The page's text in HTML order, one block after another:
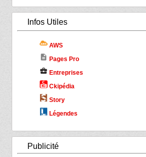
Infos Utiles
AWS
description Pages Pro
business_center Entreprises
Ckipédia
Story
Légendes
Publicité